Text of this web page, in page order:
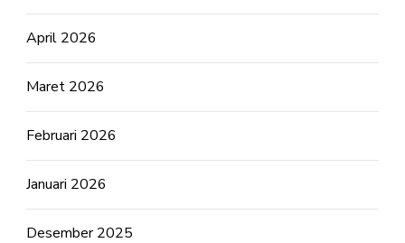
April 2026
Maret 2026
Februari 2026
Januari 2026
Desember 2025